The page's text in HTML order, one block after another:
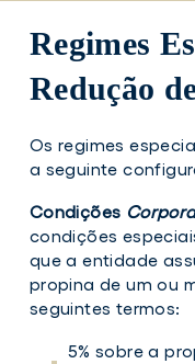
Regimes
Redução
Os regimes
a seguinte
Condições
condições
que a entidade
propina de um ou
seguintes termos:
5% sobre a